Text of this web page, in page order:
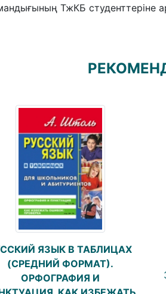
ТжКБ студенттеріне
ЯЗЫК В ТАБЛИЦАХ
(СРЕДНИЙ ФОРМАТ).
ОРФОГРАФИЯ И